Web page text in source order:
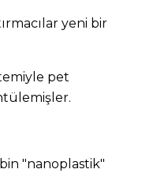
yeni bir
pet
"nanoplastik"